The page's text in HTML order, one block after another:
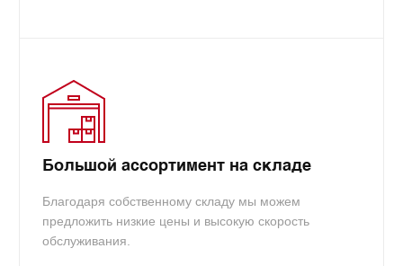
Большой ассортимент на складе
Благодаря собственному складу мы можем
предложить низкие цены и высокую скорость
обслуживания.